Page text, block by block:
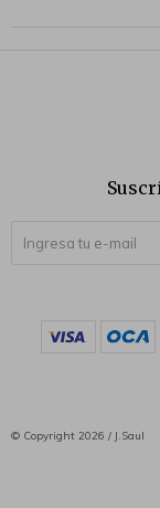
© Copyright 2026 / J.Saul